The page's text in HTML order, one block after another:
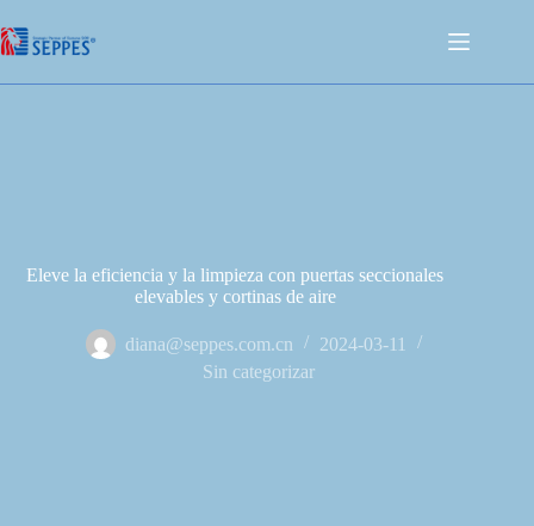
Eleve la eficiencia y la limpieza con puertas seccionales
elevables y cortinas de aire
diana@seppes.com.cn
2024-03-11
Sin categorizar